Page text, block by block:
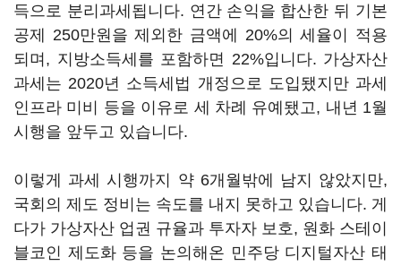
득으로 분리과세됩니다. 연간 손익을 합산한 뒤 기본
공제 250만원을 제외한 금액에 20%의 세율이 적용
되며, 지방소득세를 포함하면 22%입니다. 가상자산
과세는 2020년 소득세법 개정으로 도입됐지만 과세
인프라 미비 등을 이유로 세 차례 유예됐고, 내년 1월
시행을 앞두고 있습니다.
이렇게 과세 시행까지 약 6개월밖에 남지 않았지만,
국회의 제도 정비는 속도를 내지 못하고 있습니다. 게
다가 가상자산 업권 규율과 투자자 보호, 원화 스테이
블코인 제도화 등을 논의해온 민주당 디지털자산 태